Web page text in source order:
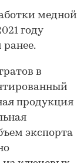
медной
году
ранее.
в
продукция
экспорта